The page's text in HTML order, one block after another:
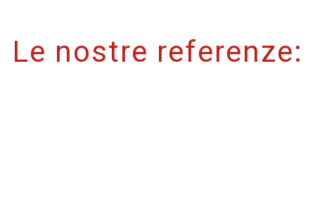
Le nostre referenze: